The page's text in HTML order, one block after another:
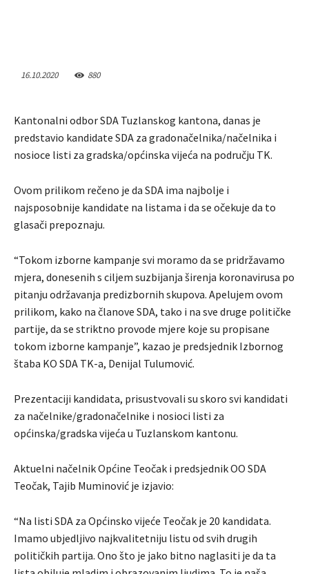
16.10.2020 880
Kantonalni odbor SDA Tuzlanskog kantona, danas je
predstavio kandidate SDA za gradonačelnika/načelnika i
nosioce listi za gradska/općinska vijeća na području TK.
Ovom prilikom rečeno je da SDA ima najbolje i
najsposobnije kandidate na listama i da se očekuje da to
glasači prepoznaju.
“Tokom izborne kampanje svi moramo da se pridržavamo
mjera, donesenih s ciljem suzbijanja širenja koronavirusa po
pitanju održavanja predizbornih skupova. Apelujem ovom
prilikom, kako na članove SDA, tako i na sve druge političke
partije, da se striktno provode mjere koje su propisane
tokom izborne kampanje”, kazao je predsjednik Izbornog
štaba KO SDA TK-a, Denijal Tulumović.
Prezentaciji kandidata, prisustvovali su skoro svi kandidati
za načelnike/gradonačelnike i nosioci listi za
općinska/gradska vijeća u Tuzlanskom kantonu.
Aktuelni načelnik Općine Teočak i predsjednik OO SDA
Teočak, Tajib Muminović je izjavio:
“Na listi SDA za Općinsko vijeće Teočak je 20 kandidata.
Imamo ubjedljivo najkvalitetniju listu od svih drugih
političkih partija. Ono što je jako bitno naglasiti je da ta